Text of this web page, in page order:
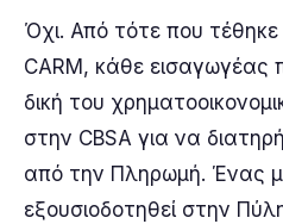
Όχι. Από τότε που τέθηκε
CARM, κάθε εισαγωγέας
δική του
στην CBSA για να
από την Πληρωμή. Ένας
εξουσιοδοτηθεί στην